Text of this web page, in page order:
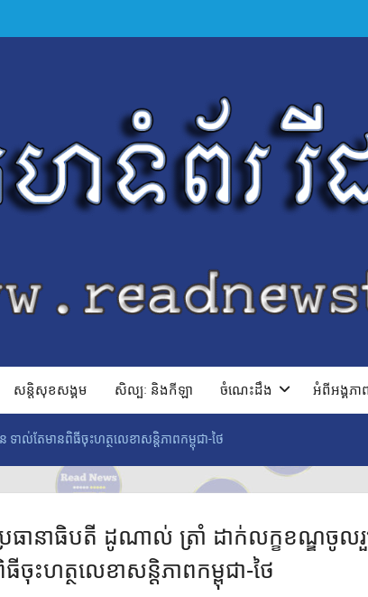
សន្តិសុខសង្គម សិល្បៈ និងកីឡា ចំណេះដឹង អំពីអង្គភាព
ល់តែមានពិធីចុះហត្ថលេខាសន្តិភាពកម្ពុជា-ថៃ
ធានាធិបតី ដូណាល់ ត្រាំ ដាក់លក្ខខណ្ឌចូល
ធីចុះហត្ថលេខាសន្តិភាពកម្ពុជា-ថៃ